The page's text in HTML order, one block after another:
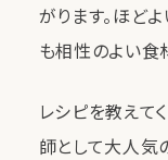
がります。ほど
も相性のよい食
レシピを教えて
師として大人気